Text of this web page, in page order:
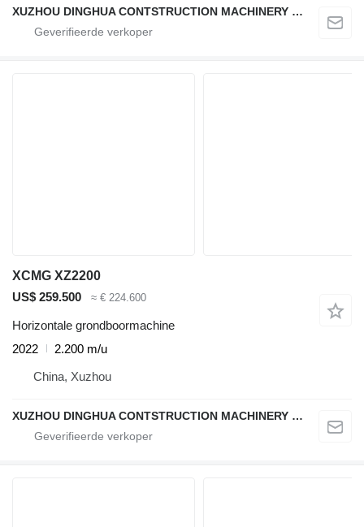
XUZHOU DINGHUA CONTSTRUCTION MACHINERY CO., LTD.
XCMG XZ2200
US$ 259.500
≈ € 224.600
Horizontale grondboormachine
2022
2.200 m/u
China, Xuzhou
XUZHOU DINGHUA CONTSTRUCTION MACHINERY CO., LTD.